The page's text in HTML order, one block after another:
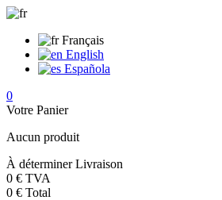
Français
English
Española
0
Votre Panier
Aucun produit
À déterminerLivraison
0 € TVA
0 € Total